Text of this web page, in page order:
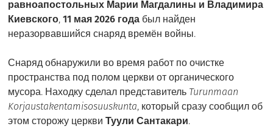
равноапостольных Марии Магдалины и Владимира
Киевского,11 мая 2026 года был найден
неразорвавшийся снаряд времён войны.
Снаряд обнаружили во время работ по очистке
пространства под полом церкви от органического
мусора. Находку сделал представитель Turunmaan
Korjaustakentamisosuuskunta, который сразу сообщил об
этом сторожу церквиТуули Сантакари.